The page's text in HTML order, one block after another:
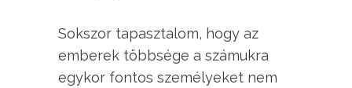
Sokszor tapasztalom, hogy az
emberek többsége a számukra
egykor fontos személyeket nem